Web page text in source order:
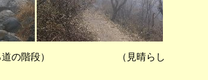
道の階段） （見晴らし